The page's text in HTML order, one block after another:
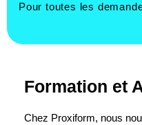
Pour toutes les
Formation et
Chez Proxiform, nous